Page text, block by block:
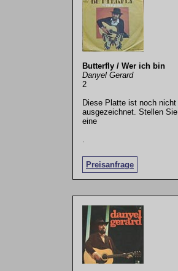
Butterfly / Wer ich bin
Danyel Gerard
2
Diese Platte ist noch nicht
ausgezeichnet. Stellen Sie
eine
Preisanfrage